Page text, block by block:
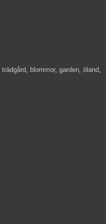
trädgård, blommor, garden, öland,